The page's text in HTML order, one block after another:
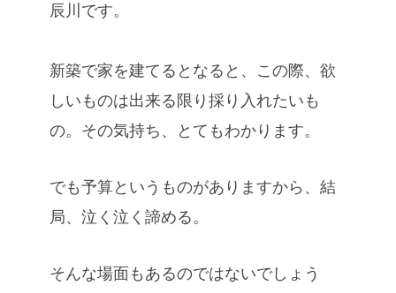
辰川です。
新築で家を建てるとなると、この際、欲
しいものは出来る限り採り入れたいも
の。その気持ち、とてもわかります。
でも予算というものがありますから、結
局、泣く泣く諦める。
そんな場面もあるのではないでしょう